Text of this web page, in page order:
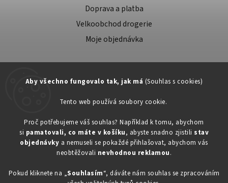
Aby všechno fungovalo tak, jak má (Souhlas s cookies)
Tento web používá soubory cookie.
Proč potřebujeme váš souhlas? Například k tomu, abychom
si pamatovali, co máte v košíku, abyste snadno zjistili stav
objednávky a nemuseli se pokaždé přihlašovat, abychom vás
neobtěžovali nevhodnou reklamou.
Pokud kliknete na „Souhlasím“, dáváte nám souhlas se zpracováním
734603917
eshop@toner-rl.cz
Doprava a platba
Velkoobchod drogerie
Moje objednávka